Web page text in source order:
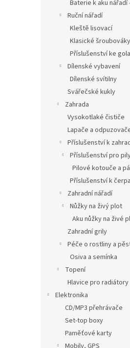
Baterie k aku nářadí
Ruční nářadí
Kleště lisovací
Klasické šroubováky
Příslušenství ke
Dílenské vybavení
Dílenské svítilny
Svářečské kukly
Zahrada
Vysokotlaké čističe
Lapače a
Příslušenství k
Příslušenství pro
Pilové kotouče a
Příslušenství k
Zahradní nářadí
Nůžky na živý plot
Aku nůžky na živé
Zahradní grily
Péče o rostliny a
Osiva a semínka
Topení
Hlavice pro radiátory
Elektronika
CD/MP3 přehrávače
Set-top boxy
Paměťové karty